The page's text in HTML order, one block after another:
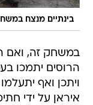
בינתיים מנצח
במשחק זה, ואם
הרוסים יתמכו
ויתכן ואף
איראן על ידי